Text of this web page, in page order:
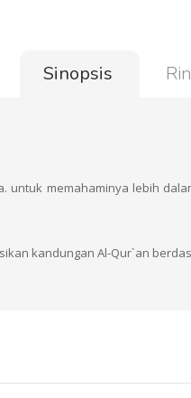
Sinopsis
untuk memahaminya lebih
kandungan Al-Qur`an